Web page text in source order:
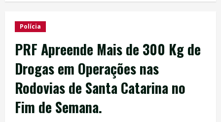
Polícia
PRF Apreende Mais de 300 Kg de
Drogas em Operações nas
Rodovias de Santa Catarina no
Fim de Semana.